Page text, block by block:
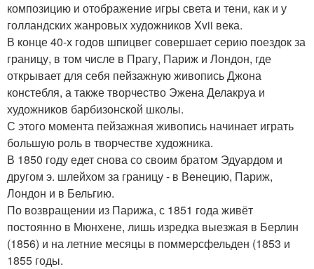
композицию и отображение игры света и тени, как и у
голландских жанровых художников Xvii века.
В конце 40-х годов шпицвег совершает серию поездок за
границу, в том числе в Прагу, Париж и Лондон, где
открывает для себя пейзажную живопись Джона
констебля, а также творчество Эжена Делакруа и
художников барбизонской школы.
С этого момента пейзажная живопись начинает играть
большую роль в творчестве художника.
В 1850 году едет снова со своим братом Эдуардом и
другом э. шлейхом за границу - в Венецию, Париж,
Лондон и в Бельгию.
По возвращении из Парижа, с 1851 года живёт
постоянно в Мюнхене, лишь изредка выезжая в Берлин
(1856) и на летние месяцы в поммерсфельден (1853 и
1855 годы.